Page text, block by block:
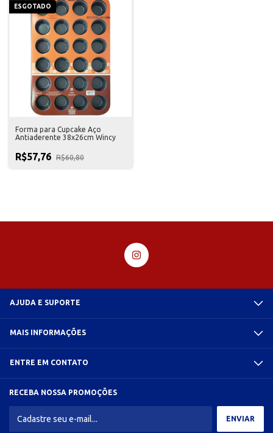
ESGOTADO
Forma para Cupcake Aço
Antiaderente 38x26cm Wincy
R$57,76 R$60,80
AJUDA E SUPORTE
MAIS INFORMAÇÕES
ENTRE EM CONTATO
RECEBA NOSSA PROMOÇÕES